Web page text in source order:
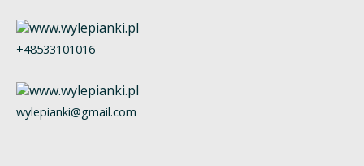
+48533101016
wylepianki@gmail.com